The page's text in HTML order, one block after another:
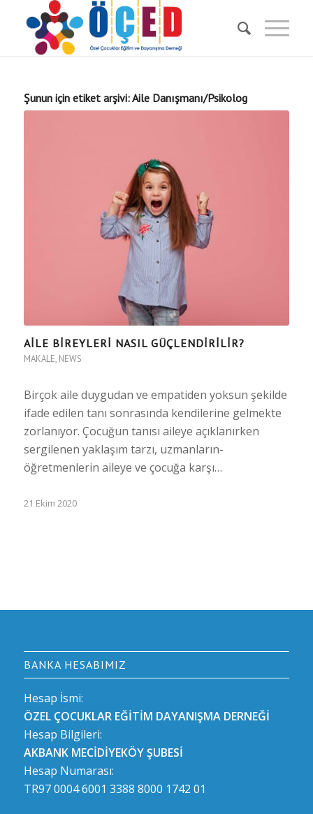
Şunun için etiket arşivi:Aile Danışmanı/Psikolog
AİLE BİREYLERİ NASIL GÜÇLENDİRİLİR?
MAKALE, NEWS
Birçok aile duygudan ve empatiden yoksun şekilde
ifade edilen tanı sonrasında kendilerine gelmekte
zorlanıyor. Çocuğun tanısı aileye açıklanırken
sergilenen yaklaşım tarzı, uzmanların-
öğretmenlerin aileye ve çocuğa karşı…
21 Ekim 2020
BANKA HESABIMIZ
Hesap İsmi:
ÖZEL ÇOCUKLAR EĞİTİM DAYANIŞMA DERNEĞİ
Hesap Bilgileri:
AKBANK MECİDİYEKÖY ŞUBESİ
Hesap Numarası:
TR97 0004 6001 3388 8000 1742 01